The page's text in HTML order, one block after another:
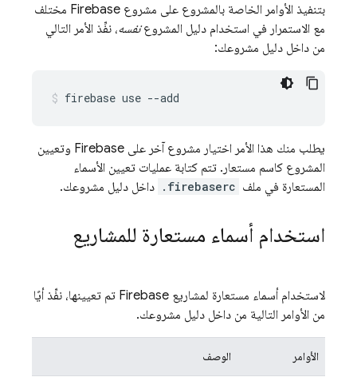
بتنفيذ الأوامر الخاصة بالمشروع على مشروع Firebase مختلف
مع الاستمرار في استخدام دليل المشروعنفسه، نفِّذ الأمر التالي
من داخل دليل مشروعك:
firebase use --add
يطلب منك هذا الأمر اختيار مشروع آخر على Firebase وتعيين
المشروع كاسم مستعار. تتم كتابة عمليات تعيين الأسماء
المستعارة في ملف .firebaserc داخل دليل مشروعك.
استخدام أسماء مستعارة للمشاريع
لاستخدام أسماء مستعارة لمشاريع Firebase تم تعيينها، نفِّذ أيًا
من الأوامر التالية من داخل دليل مشروعك.
الأوامر الوصف